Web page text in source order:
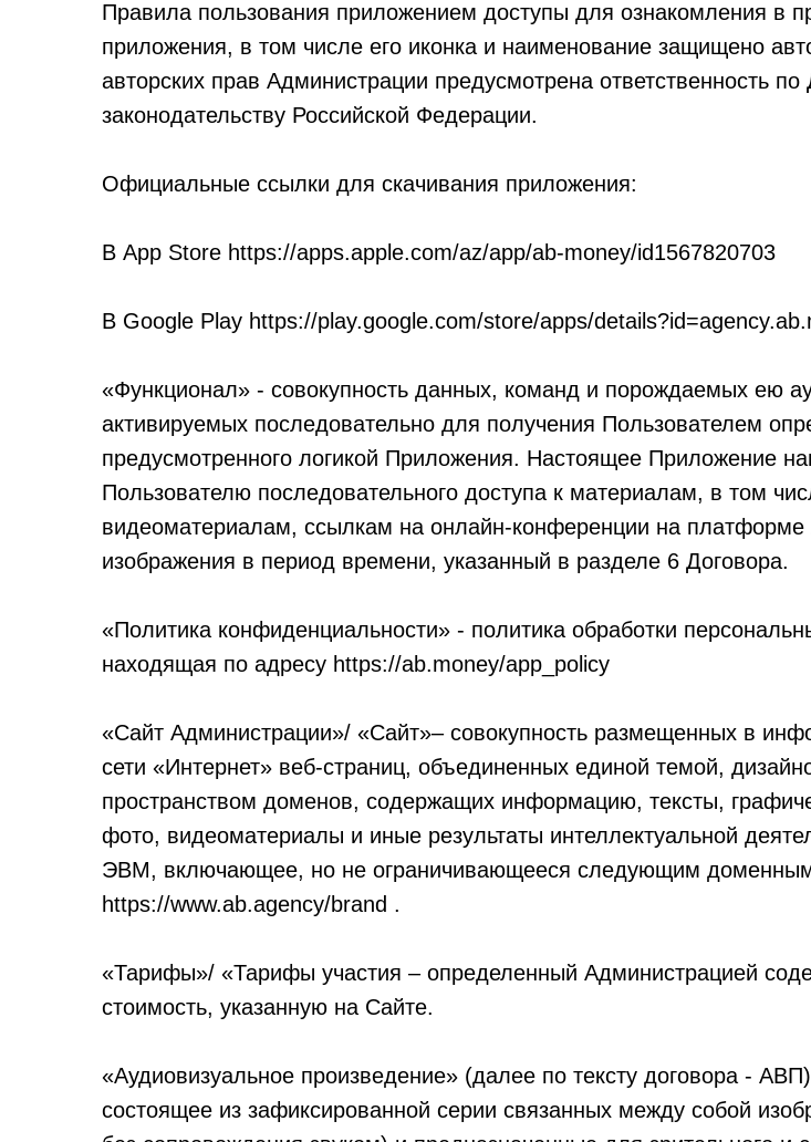
Правила пользования приложением доступы для ознакомления в
приложения, в том числе его иконка и наименование защищено
авторских прав Администрации предусмотрена ответственность
законодательству Российской Федерации.
Официальные ссылки для скачивания приложения:
В App Store https://apps.apple.com/az/app/ab-money/id1567820703
В Google Play https://play.google.com/store/apps/
«Функционал» - совокупность данных, команд и порождаемых ею
активируемых последовательно для получения Пользователем
предусмотренного логикой Приложения. Настоящее Приложение
Пользователю последовательного доступа к материалам, в том
видеоматериалам, ссылкам на онлайн-конференции на
изображения в период времени, указанный в разделе 6 Договора.
«Политика конфиденциальности» - политика обработки
находящая по адресу https://ab.money/app_policy
«Сайт Администрации»/ «Сайт»– совокупность размещенных в
сети «Интернет» веб-страниц, объединенных единой темой,
пространством доменов, содержащих информацию, тексты,
фото, видеоматериалы и иные результаты интеллектуальной
ЭВМ, включающее, но не ограничивающееся следующим
https://www.ab.agency/brand .
«Тарифы»/ «Тарифы участия – определенный Администрацией
стоимость, указанную на Сайте.
«Аудиовизуальное произведение» (далее по тексту договора -
состоящее из зафиксированной серии связанных между собой